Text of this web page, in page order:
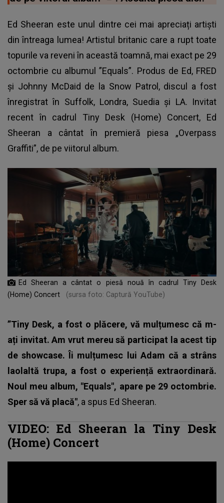
Ed Sheeran este unul dintre cei mai apreciați artiști
din întreaga lumea! Artistul britanic care a rupt toate
topurile va reveni în această toamnă, mai exact pe 29
octombrie cu albumul ”Equals”. Produs de Ed, FRED
și Johnny McDaid de la Snow Patrol, discul a fost
înregistrat în Suffolk, Londra, Suedia și LA. Invitat
recent în cadrul Tiny Desk (Home) Concert, Ed
Sheeran a cântat în premieră piesa „Overpass
Graffiti”, de pe viitorul album.
Ed Sheeran a cântat o piesă nouă în cadrul Tiny Desk
(Home) Concert
(sursa foto: Captură YouTube)
”Tiny Desk, a fost o plăcere, vă mulțumesc că m-
ați invitat. Am vrut mereu să participat la acest tip
de showcase. Îi mulțumesc lui Adam că a strâns
laolaltă trupa, a fost o experiență extraordinară.
Noul meu album, "Equals", apare pe 29 octombrie.
Sper să vă placă", a spus Ed Sheeran.
VIDEO: Ed Sheeran la Tiny Desk
(Home) Concert